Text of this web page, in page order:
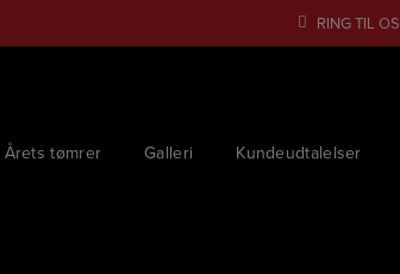
RING TIL OS
Årets tømrer Galleri Kundeudtalelser